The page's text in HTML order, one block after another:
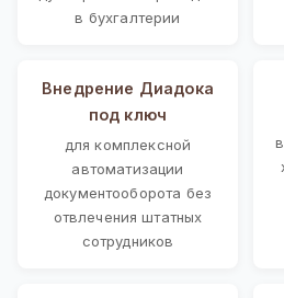
в бухгалтерии
Внедрение Диадока
под ключ
для комплексной
автоматизации
документооборота без
отвлечения штатных
сотрудников